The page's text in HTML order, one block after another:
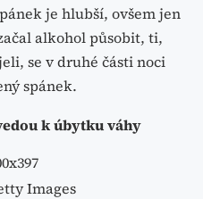
je hlubší, ovšem jen
alkohol působit, ti,
se v druhé části noci
spánek.
k úbytku váhy
Images